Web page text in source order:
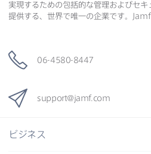
実現する​ための​包括的な​管理および​セ
提供する、​世界で​唯一の​企業です。
Jamf
06-4580-8447
support@jamf. com
ビジネス